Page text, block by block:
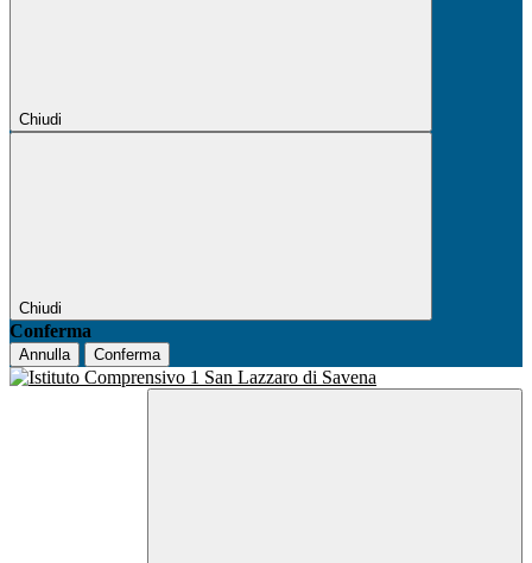
Chiudi
Chiudi
Conferma
Annulla Conferma